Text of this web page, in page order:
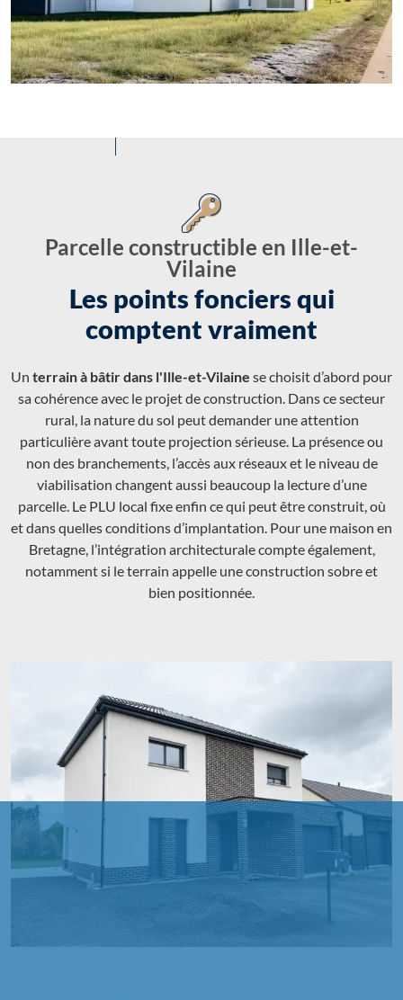
Parcelle constructible en Ille-et-
Vilaine
Les points fonciers qui
comptent vraiment
Un terrain à bâtir dans l'Ille-et-Vilaine se choisit d’abord pour
sa cohérence avec le projet de construction. Dans ce secteur
rural, la nature du sol peut demander une attention
particulière avant toute projection sérieuse. La présence ou
non des branchements, l’accès aux réseaux et le niveau de
viabilisation changent aussi beaucoup la lecture d’une
parcelle. Le PLU local fixe enfin ce qui peut être construit, où
et dans quelles conditions d’implantation. Pour une maison en
Bretagne, l’intégration architecturale compte également,
notamment si le terrain appelle une construction sobre et
bien positionnée.